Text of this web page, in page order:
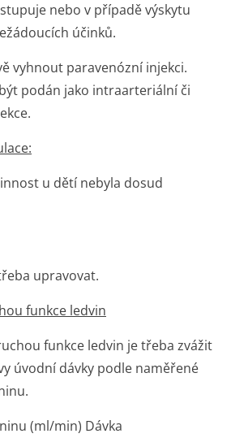
nebo v případě výskytu
účinků.
vyhnout paravenózní injekci.
podán jako intraarteriální či
u dětí nebyla dosud
upravovat.
funkce ledvin
funkce ledvin je třeba zvážit
úvodní dávky podle naměřené
(ml/min) Dávka